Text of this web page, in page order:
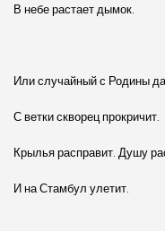
В небе растает дымок.
Или случайный с Родины
С ветки скворец прокричит.
Крылья расправит. Душу
И на Стамбул улетит.